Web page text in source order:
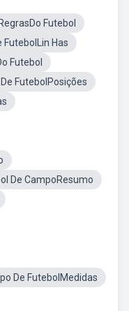
Futebol
FutebolLin Has
Futebol
FutebolPosições
De CampoResumo
De FutebolMedidas